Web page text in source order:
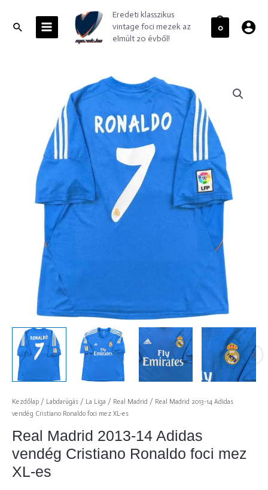
contentSearchMENU
Eredeti klasszikus
vintage foci mezek az
elmúlt 20 évből!
0
Kezdőlap / Labdarúgás / La Liga / Real Madrid / Real Madrid 2013-14 Adidas
vendég Cristiano Ronaldo foci mez XL-es
Real Madrid 2013-14 Adidas
vendég Cristiano Ronaldo foci mez
XL-es